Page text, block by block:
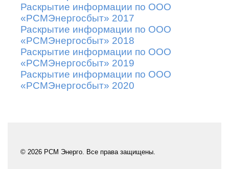
Раскрытие информации по ООО
«РСМЭнергосбыт» 2017
Раскрытие информации по ООО
«РСМЭнергосбыт» 2018
Раскрытие информации по ООО
«РСМЭнергосбыт» 2019
Раскрытие информации по ООО
«РСМЭнергосбыт» 2020
© 2026 РСМ Энерго. Все права защищены.